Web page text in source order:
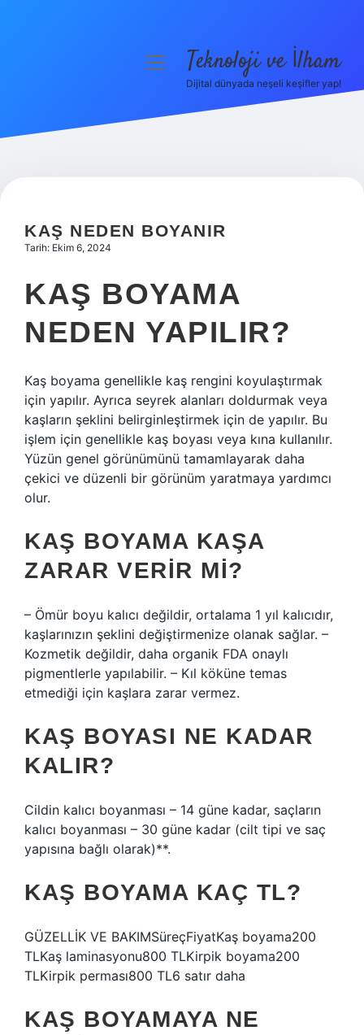
Hakkımızda
menüyüTeknoloji ve İlham
Dijital dünyada neşeli keşifler yap!
KAŞ NEDEN BOYANIR
Tarih: Ekim 6, 2024
KAŞ BOYAMA
NEDEN YAPILIR?
Kaş boyama genellikle kaş rengini koyulaştırmak
için yapılır. Ayrıca seyrek alanları doldurmak veya
kaşların şeklini belirginleştirmek için de yapılır. Bu
işlem için genellikle kaş boyası veya kına kullanılır.
Yüzün genel görünümünü tamamlayarak daha
çekici ve düzenli bir görünüm yaratmaya yardımcı
olur.
KAŞ BOYAMA KAŞA
ZARAR VERIR MI?
– Ömür boyu kalıcı değildir, ortalama 1 yıl kalıcıdır,
kaşlarınızın şeklini değiştirmenize olanak sağlar. –
Kozmetik değildir, daha organik FDA onaylı
pigmentlerle yapılabilir. – Kıl köküne temas
etmediği için kaşlara zarar vermez.
KAŞ BOYASI NE KADAR
KALIR?
Cildin kalıcı boyanması – 14 güne kadar, saçların
kalıcı boyanması – 30 güne kadar (cilt tipi ve saç
yapısına bağlı olarak)**.
KAŞ BOYAMA KAÇ TL?
GÜZELLİK VE BAKIMSüreçFiyatKaş boyama200
TLKaş laminasyonu800 TLKirpik boyama200
TLKirpik perması800 TL6 satır daha
KAŞ BOYAMAYA NE